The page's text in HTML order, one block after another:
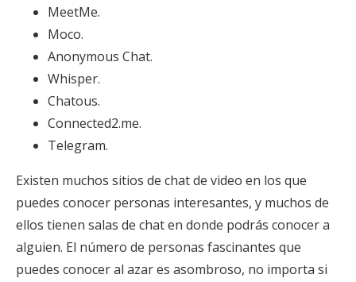
MeetMe.
Moco.
Anonymous Chat.
Whisper.
Chatous.
Connected2.me.
Telegram.
Existen muchos sitios de chat de video en los que
puedes conocer personas interesantes, y muchos de
ellos tienen salas de chat en donde podrás conocer a
alguien. El número de personas fascinantes que
puedes conocer al azar es asombroso, no importa si